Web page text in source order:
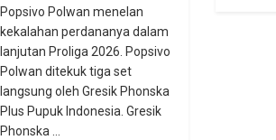
Popsivo Polwan menelan
kekalahan perdananya dalam
lanjutan Proliga 2026. Popsivo
Polwan ditekuk tiga set
langsung oleh Gresik Phonska
Plus Pupuk Indonesia. Gresik
Phonska ...